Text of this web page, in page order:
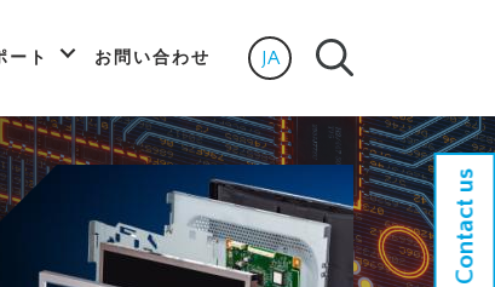
JA
Select language
ート お問い合わせ
Contact us